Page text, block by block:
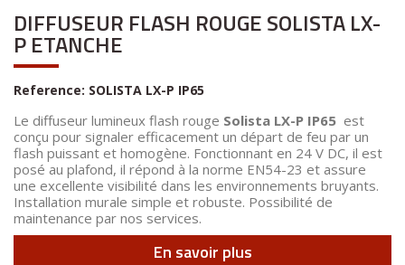
DIFFUSEUR FLASH ROUGE SOLISTA LX-
P ETANCHE
Reference: SOLISTA LX-P IP65
Le diffuseur lumineux flash rouge Solista LX-P IP65 est
conçu pour signaler efficacement un départ de feu par un
flash puissant et homogène. Fonctionnant en 24 V DC, il est
posé au plafond, il répond à la norme EN54-23 et assure
une excellente visibilité dans les environnements bruyants.
Installation murale simple et robuste. Possibilité de
maintenance par nos services.
En savoir plus